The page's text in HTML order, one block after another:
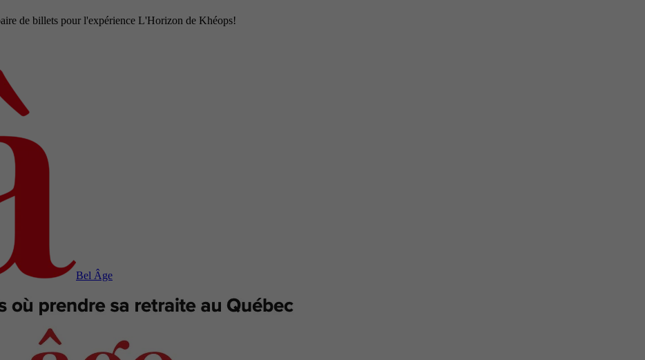
de billets pour l'expérience L'Horizon de Khéops!
Bel Âge